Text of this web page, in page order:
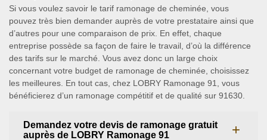
Si vous voulez savoir le tarif ramonage de cheminée, vous
pouvez très bien demander auprès de votre prestataire ainsi que
d’autres pour une comparaison de prix. En effet, chaque
entreprise possède sa façon de faire le travail, d’où la différence
des tarifs sur le marché. Vous avez donc un large choix
concernant votre budget de ramonage de cheminée, choisissez
les meilleures. En tout cas, chez LOBRY Ramonage 91, vous
bénéficierez d’un ramonage compétitif et de qualité sur 91630.
Demandez votre devis de ramonage gratuit
auprès de LOBRY Ramonage 91